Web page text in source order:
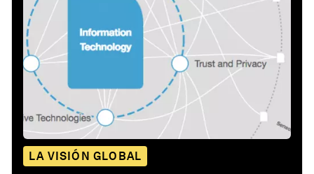
LA VISIÓN GLOBAL